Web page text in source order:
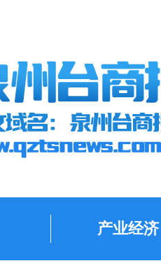
产业经济